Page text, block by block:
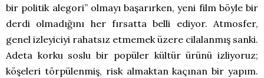
bir politik alegori” olmayı başarırken, yeni film böyle bir
derdi olmadığını her fırsatta belli ediyor. Atmosfer,
genel izleyiciyi rahatsız etmemek üzere cilalanmış sanki.
Adeta korku soslu bir popüler kültür ürünü izliyoruz;
köşeleri törpülenmiş, risk almaktan kaçınan bir yapım.